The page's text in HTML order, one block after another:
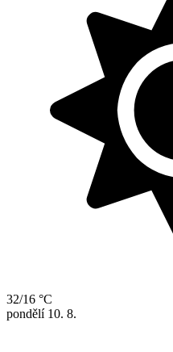
32/16 °C
pondělí 10. 8.